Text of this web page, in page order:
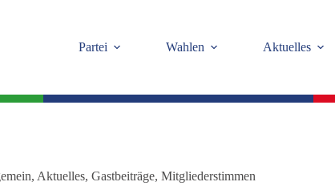
Partei
Wahlen Aktuelles
, Aktuelles, Gastbeiträge, Mitgliederstimmen